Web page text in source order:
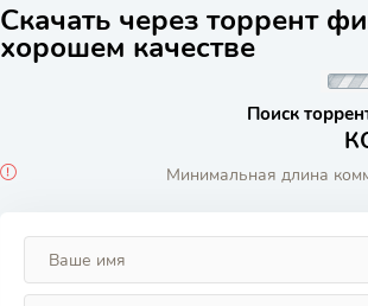
Скачать через торрент
хорошем качестве
Поиск
Минимальная длина